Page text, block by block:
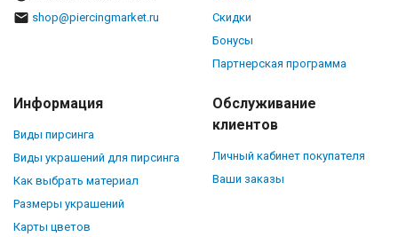
shop@piercingmarket.ru
Скидки
Бонусы
Партнерская программа
Информация
Виды пирсинга
Виды украшений для пирсинга
Как выбрать материал
Размеры украшений
Карты цветов
Обслуживание
клиентов
Личный кабинет покупателя
Ваши заказы